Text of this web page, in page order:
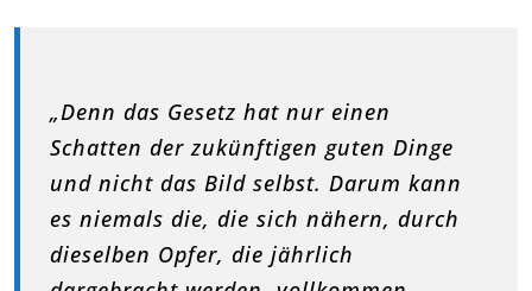
„Denn das Gesetz hat nur einen
Schatten der zukünftigen guten Dinge
und nicht das Bild selbst. Darum kann
es niemals die, die sich nähern, durch
dieselben Opfer, die jährlich